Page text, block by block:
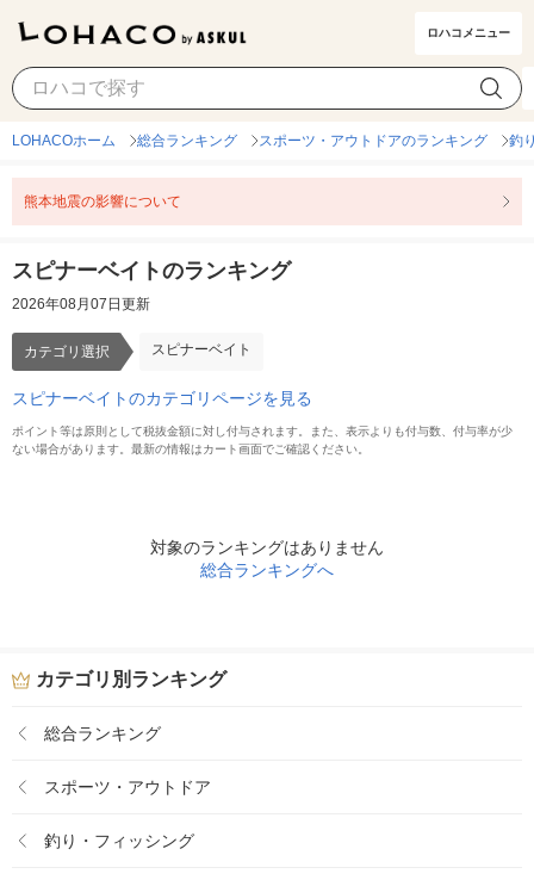
ロハコメニュー
スピナーベイト カテゴリ選択
LOHACOホーム 総合ランキング スポーツ・アウトドアのランキング 釣
熊本地震の影響について
スピナーベイトのランキング
2026年08月07日更新
カテゴリ選択 スピナーベイト
スピナーベイトのカテゴリページを見る
ポイント等は原則として税抜金額に対し付与されます。また、表示よりも付与数、付与率が少
ない場合があります。最新の情報はカート画面でご確認ください。
対象のランキングはありません
総合ランキングへ
カテゴリ別ランキング
総合ランキング
スポーツ・アウトドア
釣り・フィッシング